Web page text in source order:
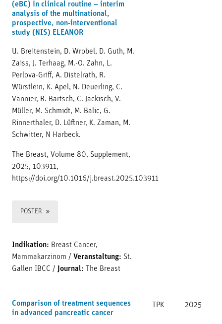
(eBC) in clinical routine – interim
analysis of the multinational,
prospective, non-interventional
study (NIS) ELEANOR
U. Breitenstein, D. Wrobel, D. Guth, M.
Zaiss, J. Terhaag, M.-O. Zahn, L.
Perlova-Griff, A. Distelrath, R.
Würstlein, K. Apel, N. Deuerling, C.
Vannier, R. Bartsch, C. Jackisch, V.
Müller, M. Schmidt, M. Balic, G.
Rinnerthaler, D. Lüftner, K. Zaman, M.
Schwitter, N Harbeck.
The Breast, Volume 80, Supplement,
2025, 103911,
https://doi.org/10.1016/j.breast.2025.103911
POSTER
Indikation: Breast Cancer,
Mammakarzinom / Veranstaltung: St.
Gallen IBCC / Journal: The Breast
Comparison of treatment sequences
in advanced pancreatic cancer
TPK 2025